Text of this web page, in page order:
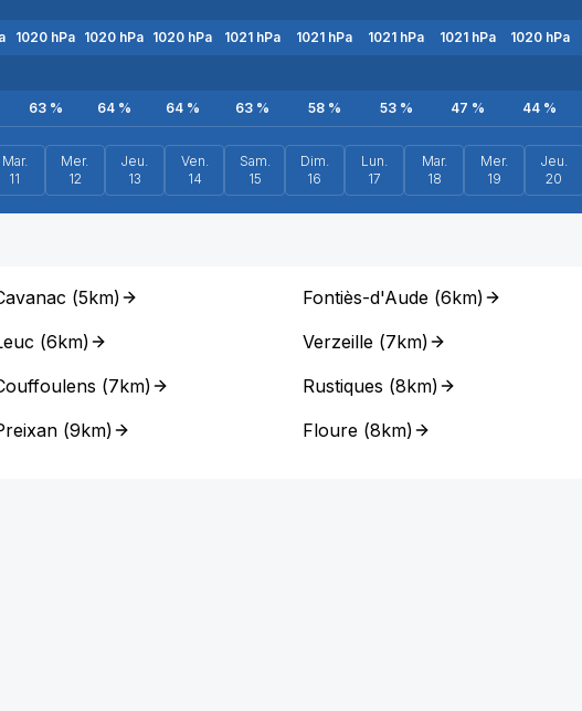
1020 hPa 1020 hPa 1020 hPa 1021 hPa 1021 hPa 1021 hPa 1021 hPa 1020hPa
63% 64% 64% 63 % 58% 53% 47 % 44 %
Mar.
11
Mer.
12
Jeu.
13
Ven.
14
Sam.
15
Dim.
16
Lun.
17
Mar.
18
Mer.
19
Jeu.
20
(5km)
(6km)
(7km)
(9km)
Fontiès-d'Aude(6km)
Verzeille(7km)
Rustiques (8km)
Floure(8km)